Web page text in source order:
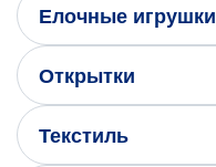
Елочные игрушки
Открытки
Текстиль